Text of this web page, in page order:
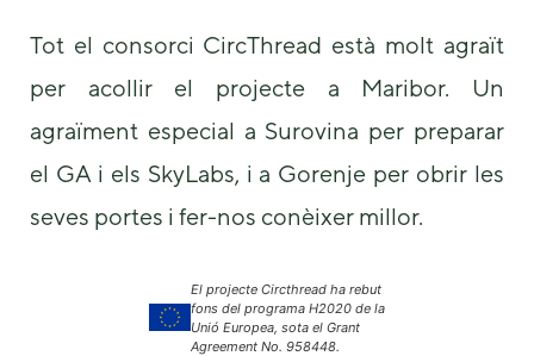
Tot el consorci CircThread està molt agraït
per acollir el projecte a Maribor. Un
agraïment especial a Surovina per preparar
el GA i els SkyLabs, i a Gorenje per obrir les
seves portes i fer-nos conèixer millor.
El projecte Circthread ha rebut
fons del programa H2020 de la
Unió Europea, sota el Grant
Agreement No. 958448.